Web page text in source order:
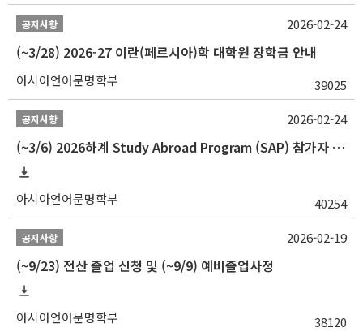
공지사항
(~3/28) 2026-27 이란(페르시아)학 대학원 장학금 안내
아시아언어문명학부 39025
2026-02-24
공지사항
(~3/6) 2026하계 Study Abroad Program (SAP) 참가자 모집 안내
아시아언어문명학부 40254
2026-02-24
공지사항
(~9/23) 전산 졸업 신청 및 (~9/9) 예비졸업사정
아시아언어문명학부 38120
2026-02-19